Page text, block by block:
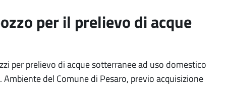
per il prelievo di acque
per prelievo di acque sotterranee ad uso domestico
del Comune di Pesaro, previo acquisizione